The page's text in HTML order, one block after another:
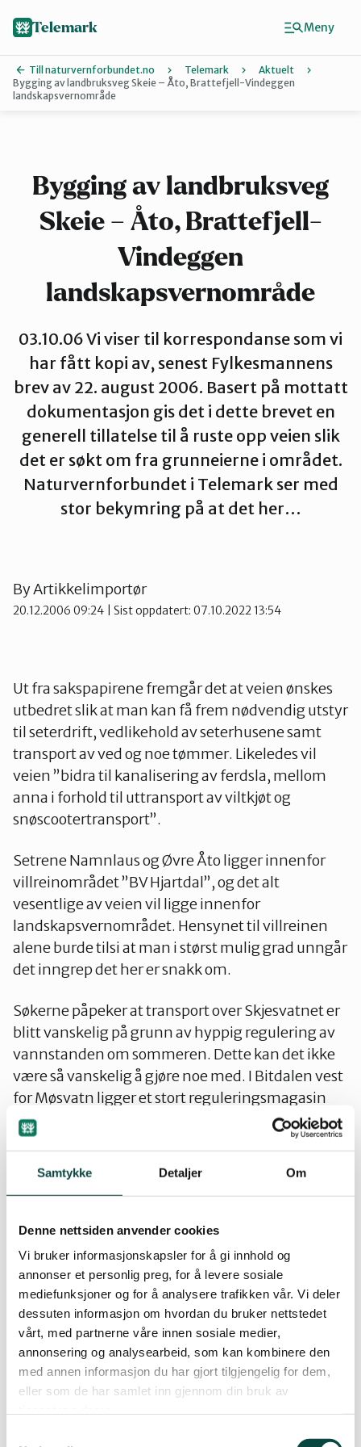
Samtykke Detaljer Om
Denne nettsiden anvender cookies
Vi bruker informasjonskapsler for å gi innhold og
annonser et personlig preg, for å levere sosiale
mediefunksjoner og for å analysere trafikken vår. Vi deler
dessuten informasjon om hvordan du bruker nettstedet
vårt, med partnerne våre innen sosiale medier,
annonsering og analysearbeid, som kan kombinere den
med annen informasjon du har gjort tilgjengelig for dem,
eller som de har samlet inn gjennom din bruk av
Kragerø og Drangedal
Midt-Telemark
Øst-Telemark
Vest-Telemark
Telemark
Till naturvernforbundet.no Telemark
Aktuelt
Bygging av landbruksveg Skeie – Åto, Brattefjell-Vindeggen
landskapsvernområde
Bygging av landbruksveg
Skeie – Åto, Brattefjell-
Vindeggen
landskapsvernområde
03.10.06 Vi viser til korrespondanse som vi
har fått kopi av, senest Fylkesmannens
brev av 22. august 2006. Basert på mottatt
dokumentasjon gis det i dette brevet en
generell tillatelse til å ruste opp veien slik
det er søkt om fra grunneierne i området.
Naturvernforbundet i Telemark ser med
stor bekymring på at det her…
ByArtikkelimportør
20.12.2006 09:24 | Sist oppdatert: 07.10.2022 13:54
Ut fra sakspapirene fremgår det at veien ønskes
utbedret slik at man kan få frem nødvendig utstyr
til seterdrift, vedlikehold av seterhusene samt
transport av ved og noe tømmer. Likeledes vil
veien ”bidra til kanalisering av ferdsla, mellom
anna i forhold til uttransport av viltkjøt og
snøscootertransport”.
Setrene Namnlaus og Øvre Åto ligger innenfor
villreinområdet ”BV Hjartdal”, og det alt
vesentlige av veien vil ligge innenfor
landskapsvernområdet. Hensynet til villreinen
alene burde tilsi at man i størst mulig grad unngår
det inngrep det her er snakk om.
Søkerne påpeker at transport over Skjesvatnet er
blitt vanskelig på grunn av hyppig regulering av
vannstanden om sommeren. Dette kan det ikke
være så vanskelig å gjøre noe med. I Bitdalen vest
for Møsvatn ligger et stort reguleringsmagasin
med anslagsvis 25 meter reguleringshøyde. Ved
demningen er det laget en betongrampe for
utsetting og opptak av båt fra biltilhenger.
Rampen er laget for hele reguleringshøyden, slik
vannstanden i Bitdalsvatnet. En tilsvarende
løsning bør være mulig for Skjesvatnet, med en
rampe i nordenden og en rampe i sørenden. Disse
rampene ville i så fall bli liggende utenfor
landskapsvernområdet (fordi selve vannet ligger
utenfor), men vil tilfredsstille behovet for
motorisert transport inn til nordenden av
Skjesvatnet. Herfra og en snau kilometer opp til
Namnlaus kunne man eventuelt bygge en enkel